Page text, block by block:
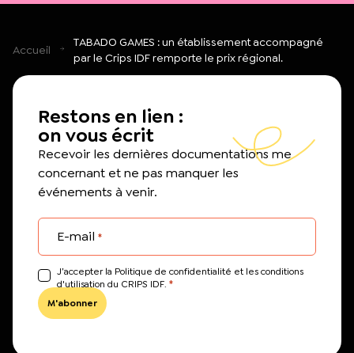
Accueil
TABADO GAMES : un établissement accompagné
par le Crips IDF remporte le prix régional.
Restons en lien :
on vous écrit
Recevoir les dernières documentations me
concernant et ne pas manquer les
événements à venir.
E-mail *
J’accepter la Politique de confidentialité et les conditions
d'utilisation du CRIPS IDF. *